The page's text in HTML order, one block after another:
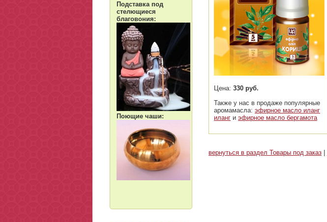
Подставка под
стелющиеся
благовония:
Поющие чаши:
Цена: 330 руб.
Также у нас в продаже популярные
аромамасла: эфирное масло иланг
иланг и эфирное масло бергамота
вернуться в раздел Товары под заказ